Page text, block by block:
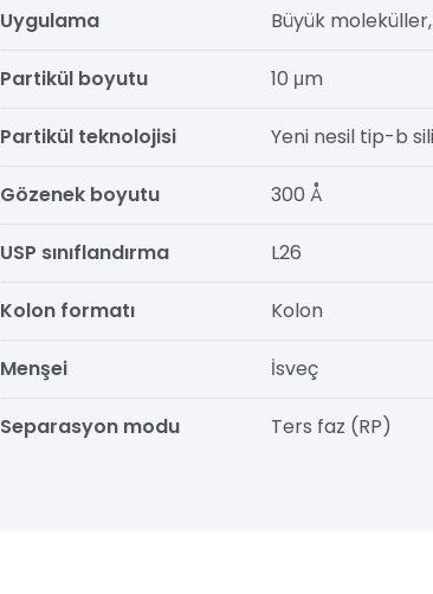
Uygulama Büyük
Partikül boyutu 10 μm
Partikül teknolojisi Yeni nesil tip-b
Gözenek boyutu 300 Å
USP sınıflandırma L26
Kolon formatı Kolon
Menşei İsveç
Separasyon modu Ters faz (RP)